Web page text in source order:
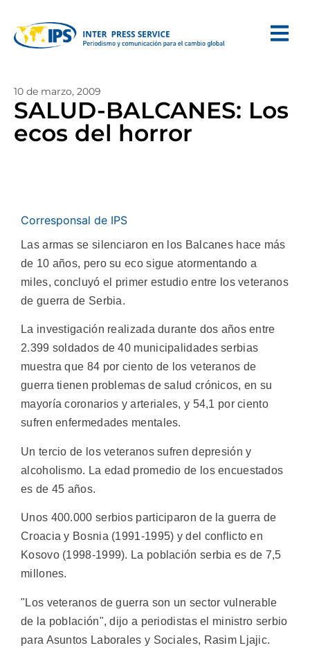
10 de marzo, 2009
SALUD-BALCANES: Los
ecos del horror
Corresponsal de IPS
Las armas se silenciaron en los Balcanes hace más
de 10 años, pero su eco sigue atormentando a
miles, concluyó el primer estudio entre los veteranos
de guerra de Serbia.
La investigación realizada durante dos años entre
2.399 soldados de 40 municipalidades serbias
muestra que 84 por ciento de los veteranos de
guerra tienen problemas de salud crónicos, en su
mayoría coronarios y arteriales, y 54,1 por ciento
sufren enfermedades mentales.
Un tercio de los veteranos sufren depresión y
alcoholismo. La edad promedio de los encuestados
es de 45 años.
Unos 400.000 serbios participaron de la guerra de
Croacia y Bosnia (1991-1995) y del conflicto en
Kosovo (1998-1999). La población serbia es de 7,5
millones.
"Los veteranos de guerra son un sector vulnerable
de la población", dijo a periodistas el ministro serbio
para Asuntos Laborales y Sociales, Rasim Ljajic.